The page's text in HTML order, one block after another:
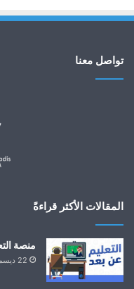
تواصل معنا
المقالات الأكثر قراءةً
منصة
22 ديسمبر 2020